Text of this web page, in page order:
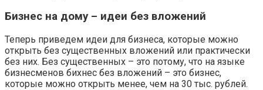
Бизнес на дому – идеи без вложений
Теперь приведем идеи для бизнеса, которые можно
открыть без существенных вложений или практически
без них. Без существенных – это потому, что на языке
бизнесменов бихнес без вложений – это бизнес,
которые можно открыть менее, чем на 30 тыс. рублей.